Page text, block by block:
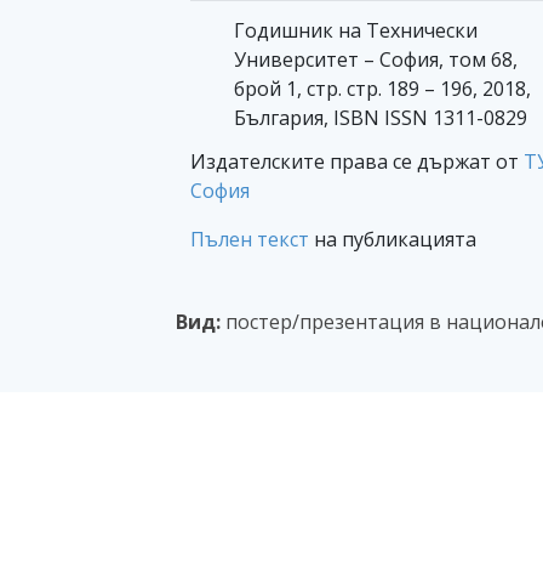
Годишник на Технически
Университет – София, том 68,
брой 1, стр. стр. 189 – 196, 2018,
България, ISBN ISSN 1311-0829
Издателските права се държат от
София
Пълен текст на публикацията
Вид: постер/презентация в